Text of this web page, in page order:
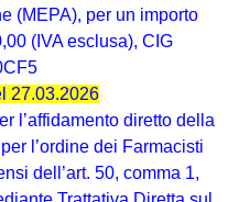
(MEPA), per un importo
(IVA esclusa), CIG
27.03.2026
l’affidamento diretto della
l’ordine dei Farmacisti
dell’art. 50, comma 1,